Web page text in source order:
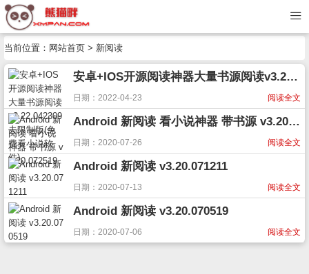
当前位置： 网站首页 > 新阅读
安卓+IOS开源阅读神器大量书源阅读v3.22.042309去限制版(免费看小说软件)
阅读全文
日期：2022-04-23
Android 新阅读 看小说神器 带书源 v3.20.072519
阅读全文
日期：2020-07-26
Android 新阅读 v3.20.071211
阅读全文
日期：2020-07-13
Android 新阅读 v3.20.070519
阅读全文
日期：2020-07-06